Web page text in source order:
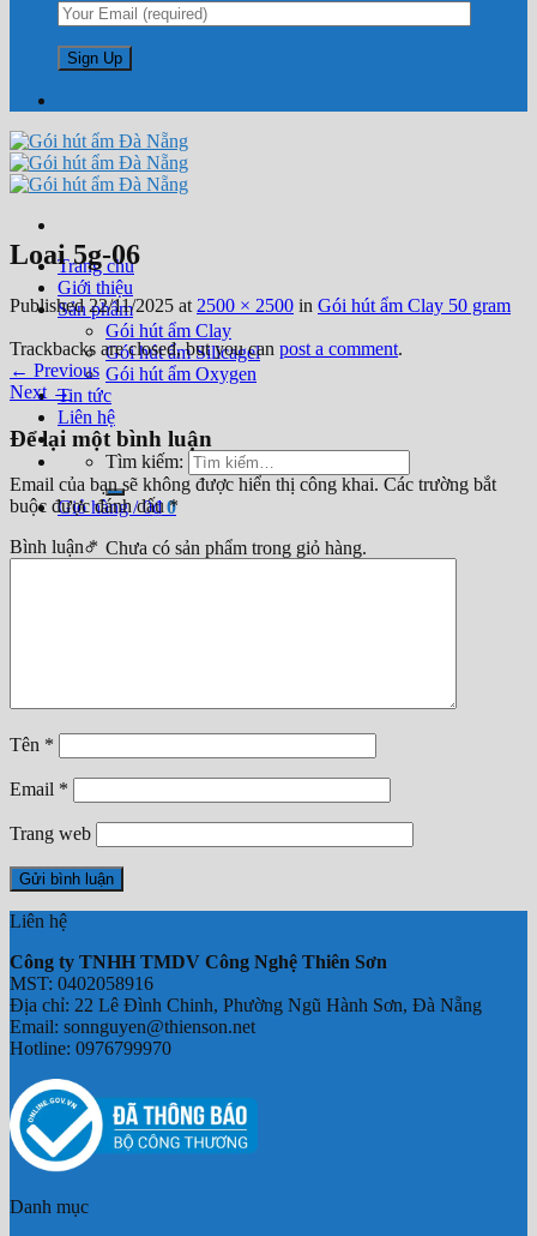
Trang chủ
Giới thiệu
Sản phẩm
Gói hút ẩm Clay
Gói hút ẩm Silicagel
Gói hút ẩm Oxygen
Tin tức
Liên hệ
Tìm kiếm:
Giỏ hàng /0₫ 0
Chưa có sản phẩm trong giỏ hàng.
Loai 5g-06
Published 22/11/2025 at 2500 × 2500 in Gói hút ẩm Clay 50 gram
Trackbacks are closed, but you can post a comment.
← Previous
Next →
Để lại một bình luận
Email của bạn sẽ không được hiển thị công khai. Các trường bắt
buộc được đánh dấu*
Bình luận*
Tên *
Email *
Trang web
Liên hệ
Công ty TNHH TMDV Công Nghệ Thiên Sơn
MST: 0402058916
Địa chỉ: 22 Lê Đình Chinh, Phường Ngũ Hành Sơn, Đà Nẵng
Email: sonnguyen@thienson.net
Hotline: 0976799970
Danh mục